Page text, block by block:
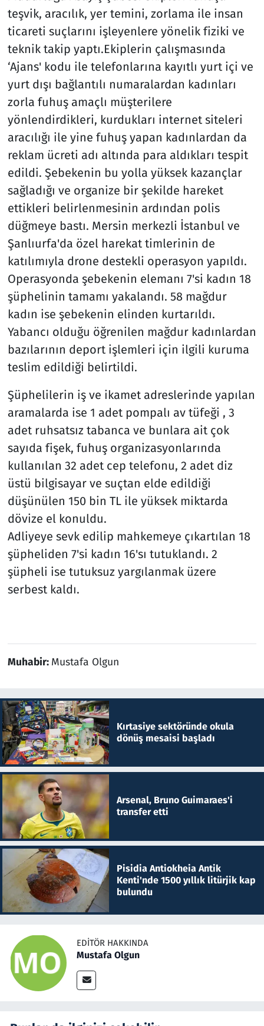
teşvik, aracılık, yer temini, zorlama ile insan
ticareti suçlarını işleyenlere yönelik fiziki ve
teknik takip yaptı.Ekiplerin çalışmasında
‘Ajans' kodu ile telefonlarına kayıtlı yurt içi ve
yurt dışı bağlantılı numaralardan kadınları
zorla fuhuş amaçlı müşterilere
yönlendirdikleri, kurdukları internet siteleri
aracılığı ile yine fuhuş yapan kadınlardan da
reklam ücreti adı altında para aldıkları tespit
edildi. Şebekenin bu yolla yüksek kazançlar
sağladığı ve organize bir şekilde hareket
ettikleri belirlenmesinin ardından polis
düğmeye bastı. Mersin merkezli İstanbul ve
Şanlıurfa'da özel harekat timlerinin de
katılımıyla drone destekli operasyon yapıldı.
Operasyonda şebekenin elemanı 7'si kadın 18
şüphelinin tamamı yakalandı. 58 mağdur
kadın ise şebekenin elinden kurtarıldı.
Yabancı olduğu öğrenilen mağdur kadınlardan
bazılarının deport işlemleri için ilgili kuruma
teslim edildiği belirtildi.
Şüphelilerin iş ve ikamet adreslerinde yapılan
aramalarda ise 1 adet pompalı av tüfeği , 3
adet ruhsatsız tabanca ve bunlara ait çok
sayıda fişek, fuhuş organizasyonlarında
kullanılan 32 adet cep telefonu, 2 adet diz
üstü bilgisayar ve suçtan elde edildiği
düşünülen 150 bin TL ile yüksek miktarda
dövize el konuldu.
Adliyeye sevk edilip mahkemeye çıkartılan 18
şüpheliden 7'si kadın 16'sı tutuklandı. 2
şüpheli ise tutuksuz yargılanmak üzere
serbest kaldı.
Muhabir: Mustafa Olgun
Kırtasiye sektöründe okula
dönüş mesaisi başladı
Arsenal, Bruno Guimaraes'i
transfer etti
Pisidia Antiokheia Antik
Kenti'nde 1500 yıllık litürjik kap
bulundu
EDITÖR HAKKINDA
Mustafa Olgun